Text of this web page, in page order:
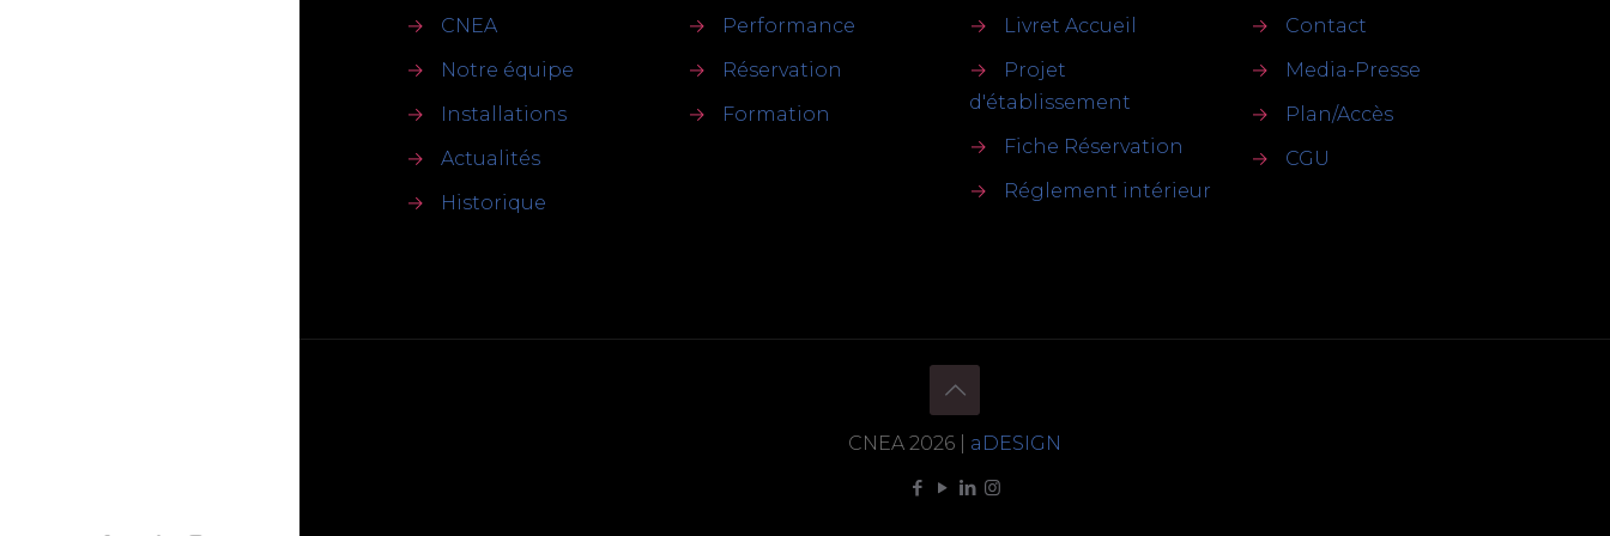
→
CNEA
→
Notre équipe
→
Installations
→
Actualités
→
Historique
→
Performance
→
Réservation
→
Formation
→
Livret Accueil
→
Projet
d'établissement
→
Fiche Réservation
→
Réglement intérieur
→
Contact
→
Media-Presse
→
Plan/Accès
→
CGU
CNEA 2026 | aDESIGN